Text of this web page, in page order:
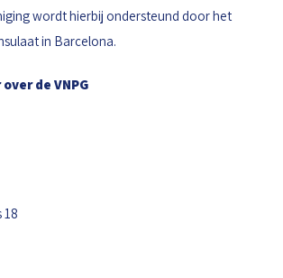
wordt hierbij ondersteund door het
in Barcelona.
de VNPG
18